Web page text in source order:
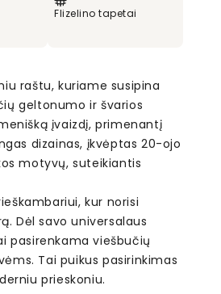
Flizelino tapetai
raštu, kuriame susipina
geltonumo ir švarios
įvaizdį, primenantį
dizainas, įkvėptas 20-ojo
motyvų, suteikiantis
kur norisi
Dėl savo universalaus
pasirenkama viešbučių
Tai puikus pasirinkimas
prieskoniu.